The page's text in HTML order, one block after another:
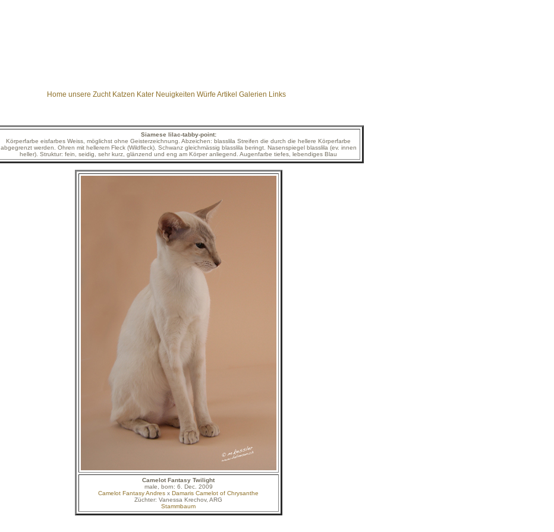
Home unsere Zucht Katzen Kater Neuigkeiten Würfe Artikel Galerien Links
Siamese lilac-tabby-point:
Körperfarbe eisfarbes Weiss, möglichst ohne Geisterzeichnung. Abzeichen: blasslila Streifen die durch die hellere Körperfarbe
abgegrenzt werden. Ohren mit hellerem Fleck (Wildfleck). Schwanz gleichmässig blasslila beringt. Nasenspiegel blasslila (ev. innen
heller). Struktur: fein, seidig, sehr kurz, glänzend und eng am Körper anliegend. Augenfarbe tiefes, lebendiges Blau
Camelot Fantasy Twilight
male, born: 6. Dec. 2009
Camelot Fantasy Andres x Damaris Camelot of Chrysanthe
Züchter: Vanessa Krechov, ARG
Stammbaum